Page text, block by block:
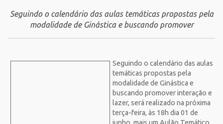
Seguindo o calendário das aulas temáticas propostas pela
modalidade de Ginástica e buscando promover
Seguindo o calendário das aulas
temáticas propostas pela
modalidade de Ginástica e
buscando promover interação e
lazer, será realizado na próxima
terça-feira, às 18h dia 01 de